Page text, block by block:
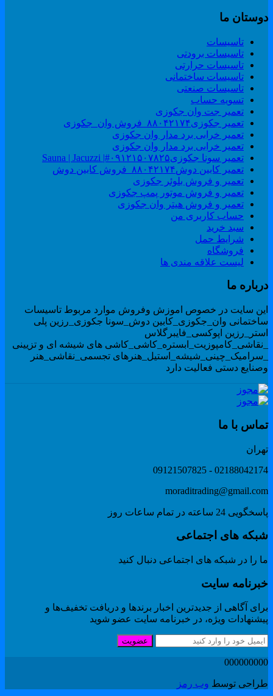
ما
تاسیسات
تاسیسات برودتی
تاسیسات حرارتی
تاسیسات ساختمانی
تاسیسات صنعتی
تسویه حساب
تعمیر جت وان جکوزی
تعمیر جکوزی۸۸۰۴۲۱۷۴_فروش وان_جکوزی
تعمیر خرابی برد مدار وان جکوزی
تعمیر خرابی برد مدار وان جکوزی
تعمیر سونا جکوزی۰۹۱۲۱۵۰۷۸۲۵#| Sauna | Jacuzzi
تعمیر کابین دوش۸۸۰۴۲۱۷۴_فروش کابین دوش
تعمیر و فروش بلوئر جکوزی
تعمیر و فروش موتور پمپ جکوزی
تعمیر و فروش هیتر وان جکوزی
حساب کاربری من
سبد خرید
شرایط حمل
فروشگاه
لیست علاقه مندی ها
ما
سایت در خصوص اموزش وفروش موارد مربوط تاسیسات
وان_جکوزی_کابین دوش_سونا جکوزی_رزین پلی
اپوکسی_فایبرگلاس
های شیشه ای و تزیینی
تجسمی_نقاشی_هنر
دستی فعالیت دارد
با ما
02188042174 -
24 ساعته در تمام ساعات روز
های اجتماعی
را در شبکه های اجتماعی دنبال کنید
سایت
آگاهی از جدیدترین اخبار برندها و دریافت تخفیف‌ها و
ویژه، در خبرنامه سایت عضو شوید
عضویت
توسطوب رمز